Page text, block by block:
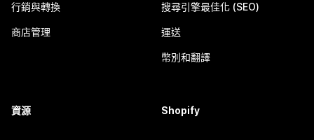
行銷與轉換
商店管理
搜尋引擎最佳化 (SEO)
運送
幣別和翻譯
資源 Shopify